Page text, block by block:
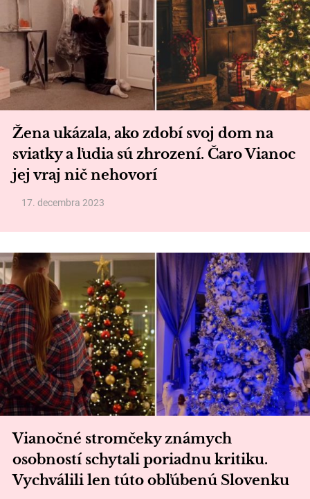
Žena ukázala, ako zdobí svoj dom na
sviatky a ľudia sú zhrození. Čaro Vianoc
jej vraj nič nehovorí
17. decembra 2023
Vianočné stromčeky známych
osobností schytali poriadnu kritiku.
Vychválili len túto obľúbenú Slovenku